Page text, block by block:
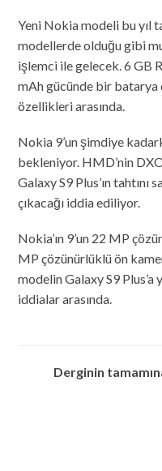
Yeni Nokia modeli bu yıl
modellerde olduğu gibi
işlemci ile gelecek. 6 GB
mAh gücünde bir batarya
özellikleri arasında.
Nokia 9’un şimdiye
bekleniyor. HMD’nin
Galaxy S9 Plus’ın
çıkacağı iddia ediliyor.
Nokia’ın 9’un 22 MP
MP çözünürlüklü ön
modelin Galaxy S9
iddialar arasında.
Derginin